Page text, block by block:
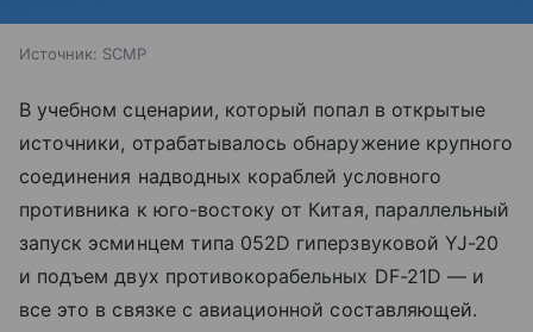
Источник: SCMP
В учебном сценарии, который попал в открытые
источники, отрабатывалось обнаружение крупного
соединения надводных кораблей условного
противника к юго-востоку от Китая, параллельный
запуск эсминцем типа 052D гиперзвуковой YJ-20
и подъем двух противокорабельных DF-21D — и
все это в связке с авиационной составляющей.